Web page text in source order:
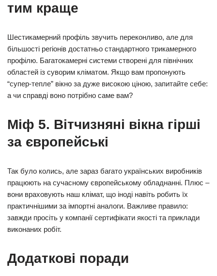
тим краще
Шестикамерний профіль звучить переконливо, але для
більшості регіонів достатньо стандартного трикамерного
профілю. Багатокамерні системи створені для північних
областей із суворим кліматом. Якщо вам пропонують
“супер-тепле” вікно за дуже високою ціною, запитайте себе:
а чи справді воно потрібно саме вам?
Міф 5. Вітчизняні вікна гірші
за європейські
Так було колись, але зараз багато українських виробників
працюють на сучасному європейському обладнанні. Плюс –
вони враховують наш клімат, що іноді навіть робить їх
практичнішими за імпортні аналоги. Важливе правило:
завжди просіть у компанії сертифікати якості та приклади
виконаних робіт.
Додаткові поради